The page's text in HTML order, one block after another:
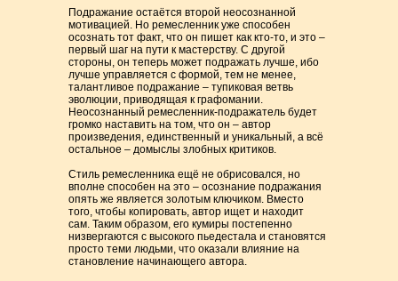
Подражание остаётся второй неосознанной
мотивацией. Но ремесленник уже способен
осознать тот факт, что он пишет как кто-то, и это –
первый шаг на пути к мастерству. С другой
стороны, он теперь может подражать лучше, ибо
лучше управляется с формой, тем не менее,
талантливое подражание – тупиковая ветвь
эволюции, приводящая к графомании.
Неосознанный ремесленник-подражатель будет
громко наставить на том, что он – автор
произведения, единственный и уникальный, а всё
остальное – домыслы злобных критиков.
Стиль ремесленника ещё не обрисовался, но
вполне способен на это – осознание подражания
опять же является золотым ключиком. Вместо
того, чтобы копировать, автор ищет и находит
сам. Таким образом, его кумиры постепенно
низвергаются с высокого пьедестала и становятся
просто теми людьми, что оказали влияние на
становление начинающего автора.